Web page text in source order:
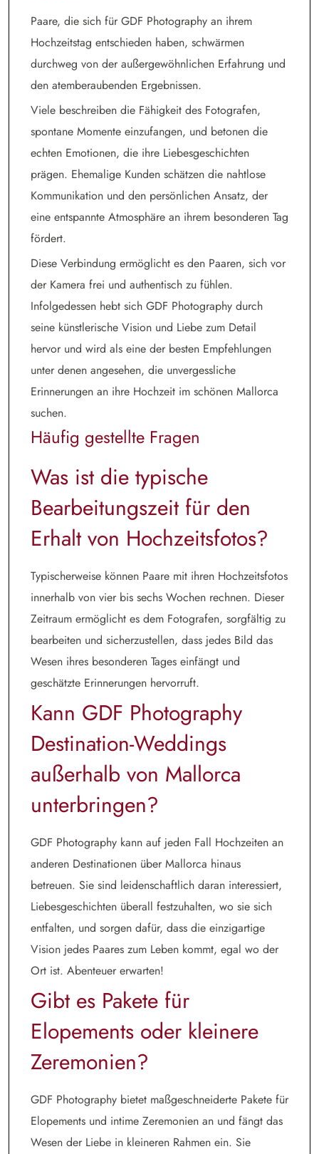
Paare, die sich für GDF Photography an ihrem
Hochzeitstag entschieden haben, schwärmen
durchweg von der außergewöhnlichen Erfahrung und
den atemberaubenden Ergebnissen.
Viele beschreiben die Fähigkeit des Fotografen,
spontane Momente einzufangen, und betonen die
echten Emotionen, die ihre Liebesgeschichten
prägen. Ehemalige Kunden schätzen die nahtlose
Kommunikation und den persönlichen Ansatz, der
eine entspannte Atmosphäre an ihrem besonderen Tag
fördert.
Diese Verbindung ermöglicht es den Paaren, sich vor
der Kamera frei und authentisch zu fühlen.
Infolgedessen hebt sich GDF Photography durch
seine künstlerische Vision und Liebe zum Detail
hervor und wird als eine der besten Empfehlungen
unter denen angesehen, die unvergessliche
Erinnerungen an ihre Hochzeit im schönen Mallorca
suchen.
Häufig gestellte Fragen
Was ist die typische
Bearbeitungszeit für den
Erhalt von Hochzeitsfotos?
Typischerweise können Paare mit ihren Hochzeitsfotos
innerhalb von vier bis sechs Wochen rechnen. Dieser
Zeitraum ermöglicht es dem Fotografen, sorgfältig zu
bearbeiten und sicherzustellen, dass jedes Bild das
Wesen ihres besonderen Tages einfängt und
geschätzte Erinnerungen hervorruft.
Kann GDF Photography
Destination-Weddings
außerhalb von Mallorca
unterbringen?
GDF Photography kann auf jeden Fall Hochzeiten an
anderen Destinationen über Mallorca hinaus
betreuen. Sie sind leidenschaftlich daran interessiert,
Liebesgeschichten überall festzuhalten, wo sie sich
entfalten, und sorgen dafür, dass die einzigartige
Vision jedes Paares zum Leben kommt, egal wo der
Ort ist. Abenteuer erwarten!
Gibt es Pakete für
Elopements oder kleinere
Zeremonien?
GDF Photography bietet maßgeschneiderte Pakete für
Elopements und intime Zeremonien an und fängt das
Wesen der Liebe in kleineren Rahmen ein. Sie